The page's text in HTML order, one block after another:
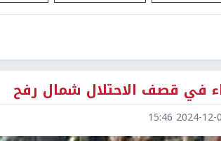
في قصف الاحتلال شمال رفح
2024-12-03